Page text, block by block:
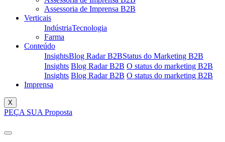
Assessoria de Imprensa B2B
Verticais
IndústriaTecnologia
Farma
Conteúdo
InsightsBlog Radar B2BStatus do Marketing B2B
Insights Blog Radar B2B O status do marketing B2B
Insights Blog Radar B2B O status do marketing B2B
Imprensa
X
PEÇA SUA Proposta